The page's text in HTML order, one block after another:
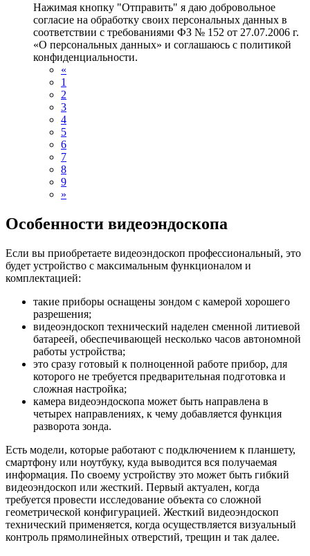
Нажимая кнопку "Отправить" я даю добровольное
согласие на обработку своих персональных данных в
соответствии с требованиями ФЗ № 152 от 27.07.2006 г.
«О персональных данных» и соглашаюсь с политикой
конфиденциальности.
«
1
2
3
4
5
6
7
8
9
»
Особенности видеоэндоскопа
Если вы приобретаете видеоэндоскоп профессиональный, это
будет устройство с максимальным функционалом и
комплектацией:
такие приборы оснащены зондом с камерой хорошего
разрешения;
видеоэндоскоп технический наделен сменной литиевой
батареей, обеспечивающей несколько часов автономной
работы устройства;
это сразу готовый к полноценной работе прибор, для
которого не требуется предварительная подготовка и
сложная настройка;
камера видеоэндоскопа может быть направлена в
четырех направлениях, к чему добавляется функция
разворота зонда.
Есть модели, которые работают с подключением к планшету,
смартфону или ноутбуку, куда выводится вся получаемая
информация. По своему устройству это может быть гибкий
видеоэндоскоп или жесткий. Первый актуален, когда
требуется провести исследование объекта со сложной
геометрической конфигурацией. Жесткий видеоэндоскоп
технический применяется, когда осуществляется визуальный
контроль прямолинейных отверстий, трещин и так далее.